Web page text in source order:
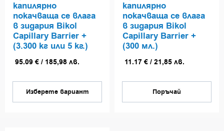
капилярно
покачваща се влага
в зидария Bikol
Capillary Barrier +
(3.300 кг или 5 кг.)
95.09 € / 185,98 лв.
Изберете вариант
капилярно
покачваща се влага
в зидария Bikol
Capillary Barrier +
(300 мл.)
11.17 € / 21,85 лв.
Поръчай